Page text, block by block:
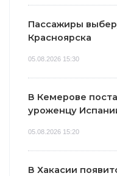
Пассажиры
Красноярска
05.08.2026 15:30
В Кемерове
уроженцу
05.08.2026 15:20
В Хакасии